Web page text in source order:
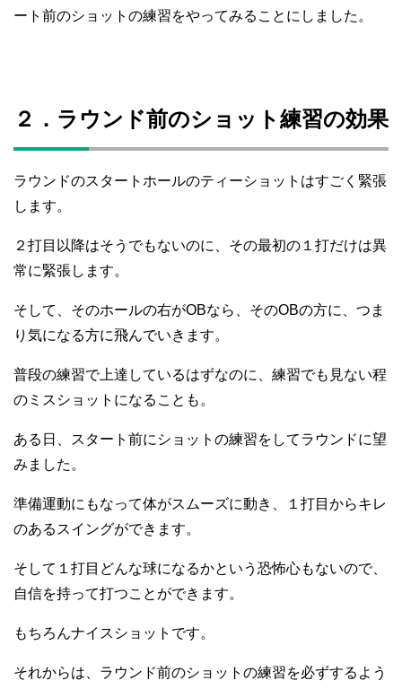
ート前のショットの練習をやってみることにしました。
２．ラウンド前のショット練習の効果
ラウンドのスタートホールのティーショットはすごく緊張
します。
２打目以降はそうでもないのに、その最初の１打だけは異
常に緊張します。
そして、そのホールの右がOBなら、そのOBの方に、つま
り気になる方に飛んでいきます。
普段の練習で上達しているはずなのに、練習でも見ない程
のミスショットになることも。
ある日、スタート前にショットの練習をしてラウンドに望
みました。
準備運動にもなって体がスムーズに動き、１打目からキレ
のあるスイングができます。
そして１打目どんな球になるかという恐怖心もないので、
自信を持って打つことができます。
もちろんナイスショットです。
それからは、ラウンド前のショットの練習を必ずするよう